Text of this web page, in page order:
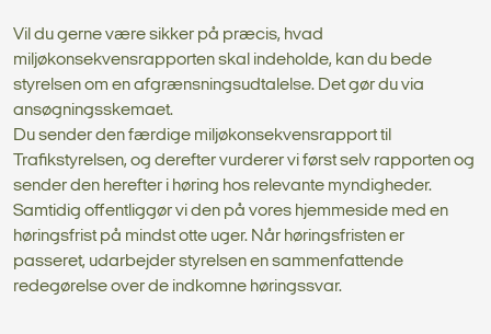
Vil du gerne være sikker på præcis, hvad
miljøkonsekvensrapporten skal indeholde, kan du bede
styrelsen om en afgrænsningsudtalelse. Det gør du via
ansøgningsskemaet.
Du sender den færdige miljøkonsekvensrapport til
Trafikstyrelsen, og derefter vurderer vi først selv rapporten og
sender den herefter i høring hos relevante myndigheder.
Samtidig offentliggør vi den på vores hjemmeside med en
høringsfrist på mindst otte uger. Når høringsfristen er
passeret, udarbejder styrelsen en sammenfattende
redegørelse over de indkomne høringssvar.